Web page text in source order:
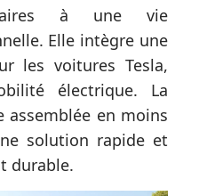
à une vie
Elle intègre une
les voitures Tesla,
électrique. La
assemblée en moins
solution rapide et
durable.